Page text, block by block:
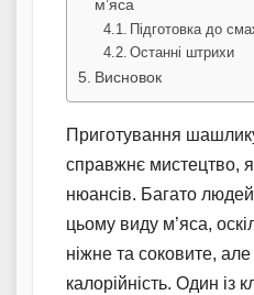
м’яса
Підготовка до
Останні штрихи
Висновок
Приготування
справжнє мистецтво,
нюансів. Багато
цьому виду м’яса,
ніжне та соковите,
калорійність. Один із